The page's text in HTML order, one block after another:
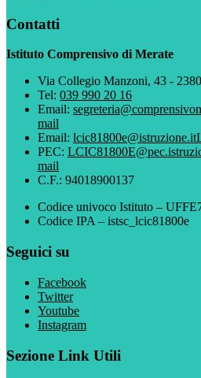
Contatti
Istituto Comprensivo di Merate
Via Collegio Manzoni, 43 -
Tel: 039 990 20 16
Email:
mail
Email: lcic81800e@istruzione.it
PEC:
mail
C.F.: 94018900137
Codice univoco Istituto –
Codice IPA – istsc_lcic81800e
Seguici su
Facebook
Twitter
Youtube
Instagram
Sezione Link Utili